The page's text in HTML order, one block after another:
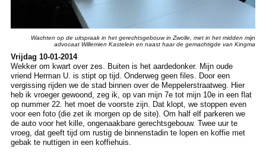
Wachten op de uitspraak in het gerechtsgebouw in Zwolle, met in het midden mijn
advocaat Willemien Kastelein en naast haar de gemachtigde van Kingma
Vrijdag 10-01-2014
Wekker om kwart over zes. Buiten is het aardedonker. Mijn oude
vriend Herman U. is stipt op tijd. Onderweg geen files. Door een
vergissing rijden we de stad binnen over de Meppelerstraatweg. Hier
heb ik vroeger gewoond, zeg ik, op van mijn 7e tot mijn 10e in een flat
op nummer 22. het moet de voorste zijn. Dat klopt, we stoppen even
voor een foto (die zet ik morgen op de site). Om half elf parkeren we
de auto voor het kille, ongenaakbare gerechtsgebouw. Twee uur te
vroeg, dat geeft tijd om rustig de binnenstadin te lopen en koffie met
gebak te nuttigen in een koffiehuis.